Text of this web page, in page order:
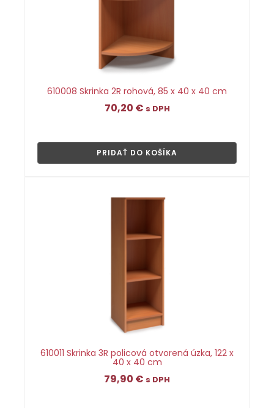
610008 Skrinka 2R rohová, 85 x 40 x 40 cm
70,20 € s DPH
PRIDAŤ DO KOŠÍKA
610011 Skrinka 3R policová otvorená úzka, 122 x
40 x 40 cm
79,90 € s DPH